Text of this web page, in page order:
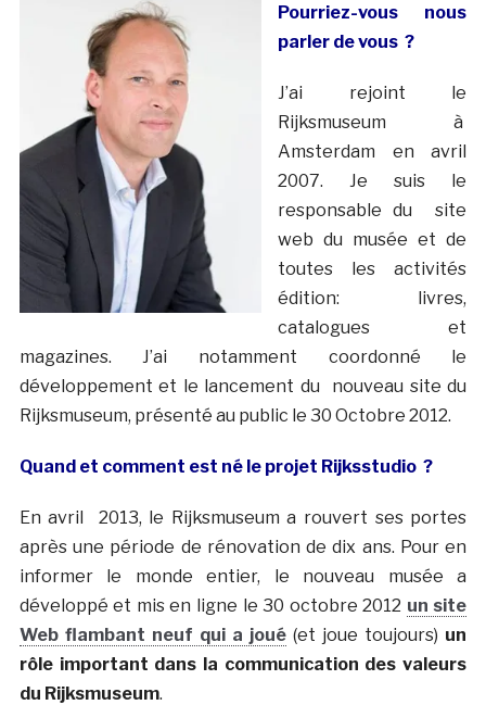
Pourriez-vous nous
parler de vous ?
J’ai rejoint le
Rijksmuseum à
Amsterdam en avril
2007. Je suis le
responsable du site
web du musée et de
toutes les activités
édition: livres,
catalogues et
magazines. J’ai notamment coordonné le
développement et le lancement du nouveau site du
Rijksmuseum, présenté au public le 30 Octobre 2012.
Quand et comment est né le projet Rijksstudio ?
En avril 2013, le Rijksmuseum a rouvert ses portes
après une période de rénovation de dix ans. Pour en
informer le monde entier, le nouveau musée a
développé et mis en ligne le 30 octobre 2012 un site
Web flambant neuf qui a joué (et joue toujours) un
rôle important dans la communication des valeurs
du Rijksmuseum.